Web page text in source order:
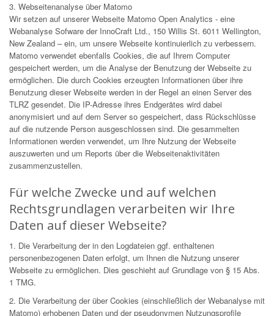
3. Webseitenanalyse über Matomo
Wir setzen auf unserer Webseite Matomo Open Analytics - eine
Webanalyse Sofware der InnoCraft Ltd., 150 Willis St. 6011 Wellington,
New Zealand – ein, um unsere Webseite kontinuierlich zu verbessern.
Matomo verwendet ebenfalls Cookies, die auf Ihrem Computer
gespeichert werden, um die Analyse der Benutzung der Webseite zu
ermöglichen. Die durch Cookies erzeugten Informationen über ihre
Benutzung dieser Webseite werden in der Regel an einen Server des
TLRZ gesendet. Die IP-Adresse ihres Endgerätes wird dabei
anonymisiert und auf dem Server so gespeichert, dass Rückschlüsse
auf die nutzende Person ausgeschlossen sind. Die gesammelten
Informationen werden verwendet, um Ihre Nutzung der Webseite
auszuwerten und um Reports über die Webseitenaktivitäten
zusammenzustellen.
Für welche Zwecke und auf welchen
Rechtsgrundlagen verarbeiten wir Ihre
Daten auf dieser Webseite?
1. Die Verarbeitung der in den Logdateien ggf. enthaltenen
personenbezogenen Daten erfolgt, um Ihnen die Nutzung unserer
Webseite zu ermöglichen. Dies geschieht auf Grundlage von § 15 Abs.
1 TMG.
2. Die Verarbeitung der über Cookies (einschließlich der Webanalyse mit
Matomo) erhobenen Daten und der pseudonymen Nutzungsprofile